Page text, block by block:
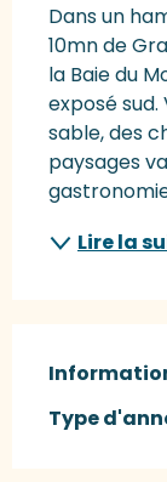
Dans un
10mn de
la Baie du
exposé
sable, des
paysages
Lire la
Type